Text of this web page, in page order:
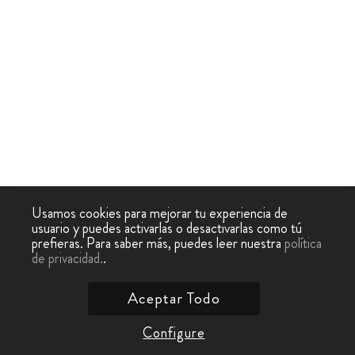
Usamos cookies para mejorar tu experiencia de
usuario y puedes activarlas o desactivarlas como tú
prefieras. Para saber más, puedes leer nuestrapolítica
de privacidad..
Configure
Aceptar Todo